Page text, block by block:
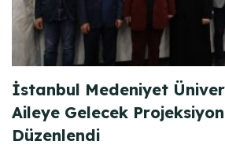
İstanbul Medeniyet
Aileye Gelecek
Düzenlendi